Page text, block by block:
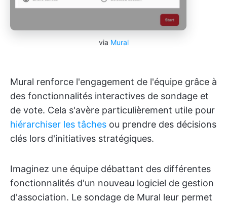
via Mural
Mural renforce l'engagement de l'équipe grâce à
des fonctionnalités interactives de sondage et
de vote. Cela s'avère particulièrement utile pour
hiérarchiser les tâches ou prendre des décisions
clés lors d'initiatives stratégiques.
Imaginez une équipe débattant des différentes
fonctionnalités d'un nouveau logiciel de gestion
d'association. Le sondage de Mural leur permet